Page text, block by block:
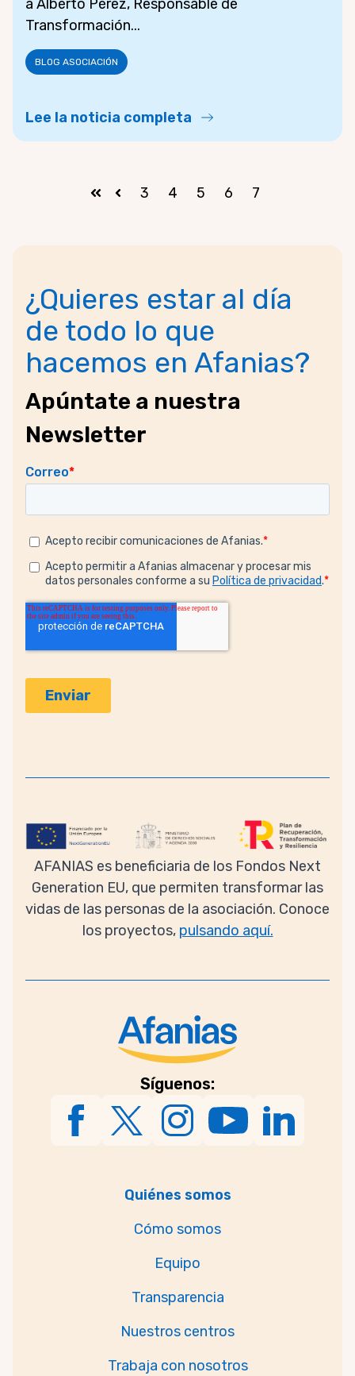
a Alberto Pérez, Responsable de
Transformación...
BLOG ASOCIACIÓN
Lee la noticia completa
PrimeraAnterior
3 4 5 6 7
¿Quieres estar al día
de todo lo que
hacemos en Afanias?
Apúntate a nuestra
Newsletter
AFANIAS es beneficiaria de los Fondos Next
Generation EU, que permiten transformar las
vidas de las personas de la asociación. Conoce
los proyectos, pulsando aquí.
Síguenos:
Quiénes somos
Cómo somos
Equipo
Transparencia
Nuestros centros
Trabaja con nosotros